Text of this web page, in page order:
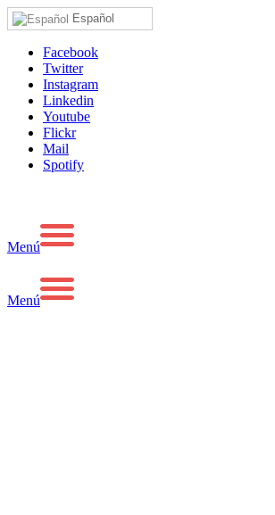
Español
Facebook
Twitter
Instagram
Linkedin
Youtube
Flickr
Mail
Spotify
Menú
Menú